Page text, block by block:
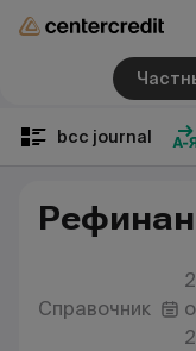
bcc journal
Справочник